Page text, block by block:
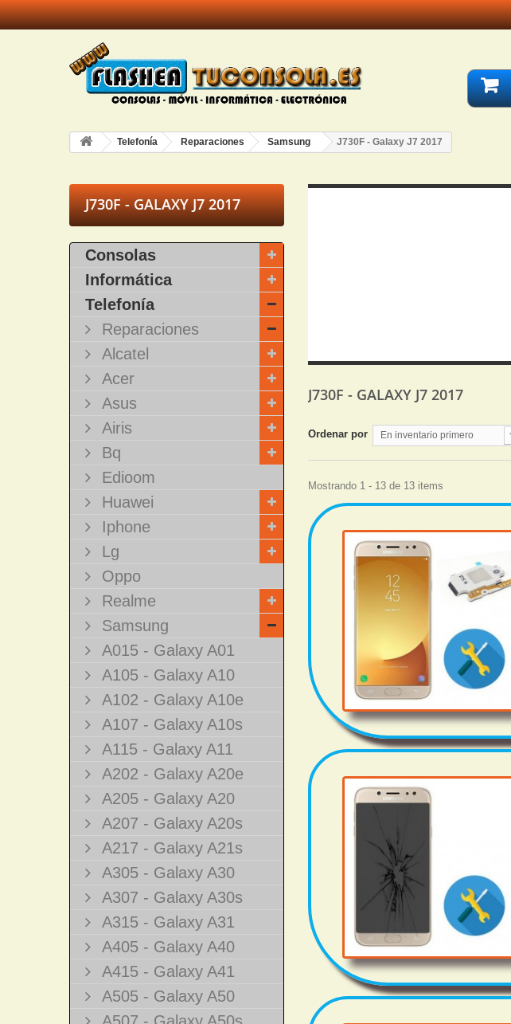
Telefonía Reparaciones Samsung J730F - Galaxy J7 2017
J730F - GALAXY J7 2017
Consolas
Informática
Telefonía
Reparaciones
Alcatel
Acer
Asus
Airis
Bq
Edioom
Huawei
Iphone
Lg
Oppo
Realme
Samsung
A015 - Galaxy A01
A105 - Galaxy A10
A102 - Galaxy A10e
A107 - Galaxy A10s
A115 - Galaxy A11
A202 - Galaxy A20e
A205 - Galaxy A20
A207 - Galaxy A20s
A217 - Galaxy A21s
A305 - Galaxy A30
A307 - Galaxy A30s
A315 - Galaxy A31
A405 - Galaxy A40
A415 - Galaxy A41
A505 - Galaxy A50
J730F - GALAXY J7 2017
Ordenar por En inventario primero
Mostrando 1 - 13 de 13 items